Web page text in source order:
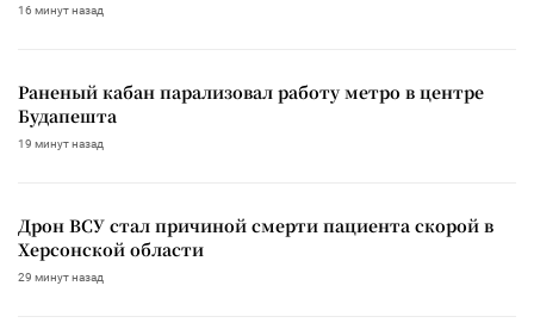
16 минут назад
Раненый кабан парализовал работу метро в центре
Будапешта
19 минут назад
Дрон ВСУ стал причиной смерти пациента скорой в
Херсонской области
29 минут назад